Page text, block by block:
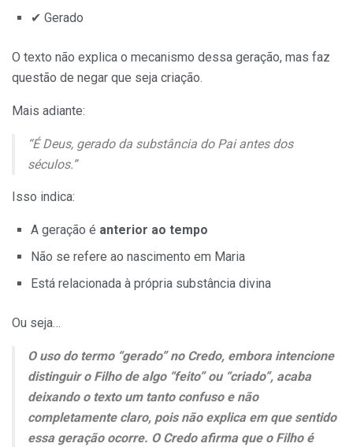
✔ Gerado
O texto não explica o mecanismo dessa geração, mas faz
questão de negar que seja criação.
Mais adiante:
“É Deus, gerado da substância do Pai antes dos
séculos.”
Isso indica:
A geração é anterior ao tempo
Não se refere ao nascimento em Maria
Está relacionada à própria substância divina
Ou seja…
O uso do termo “gerado” no Credo, embora intencione
distinguir o Filho de algo “feito” ou “criado”, acaba
deixando o texto um tanto confuso e não
completamente claro, pois não explica em que sentido
essa geração ocorre. O Credo afirma que o Filho é